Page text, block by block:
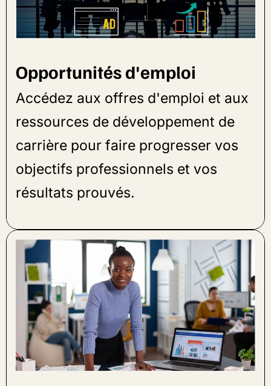
Opportunités d'emploi
Accédez aux offres d'emploi et aux
ressources de développement de
carrière pour faire progresser vos
objectifs professionnels et vos
résultats prouvés.